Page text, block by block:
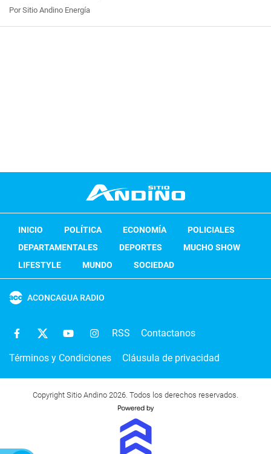
Por Sitio Andino Energía
INICIO POLÍTICA ECONOMÍA
POLICIALES
DEPARTAMENTALES
DEPORTES
MUCHO SHOW
LIFESTYLE
MUNDO SOCIEDAD
ACONCAGUA RADIO
RSS Contactanos
Términos y Condiciones Cláusula de privacidad
Copyright Sitio Andino 2026. Todos los derechos reservados.